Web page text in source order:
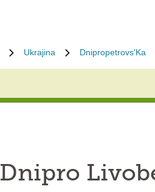
Ukrajina Dnipropetrovs'Ka
Dnipro